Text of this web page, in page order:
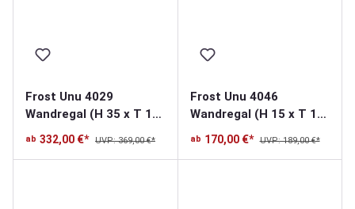
Frost Unu 4029
Wandregal (H 35 x T 15
x L 60cm)
ab 332,00 €* UVP: 369,00 €*
Frost Unu 4046
Wandregal (H 15 x T 15
x L 40cm)
ab 170,00 €* UVP: 189,00 €*